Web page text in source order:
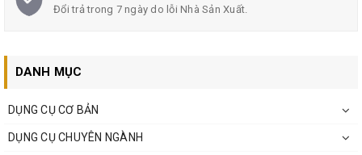
Đổi trả trong 7 ngày do lỗi Nhà Sản Xuất.
DANH MỤC
DỤNG CỤ CƠ BẢN
DỤNG CỤ CHUYÊN NGÀNH